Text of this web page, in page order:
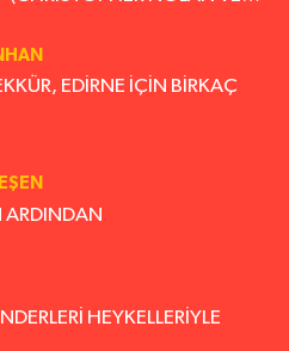
EDİRNE İÇİN BİRKAÇ
ARDINDAN
HEYKELLERİYLE